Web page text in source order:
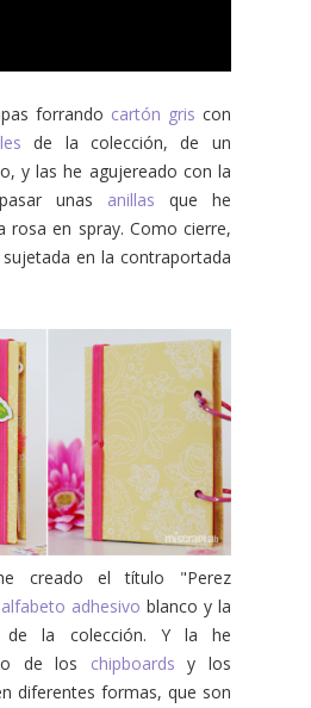
forrando cartón gris con
de la colección, de un
y las he agujereado con la
unas anillas que he
rosa en spray. Como cierre,
en la contraportada
creado el título "Perez
alfabeto adhesivo blanco y la
de la colección. Y la he
de los chipboards y los
diferentes formas, que son